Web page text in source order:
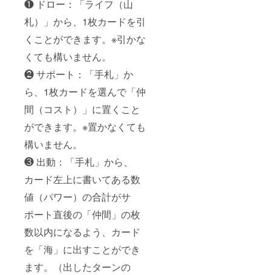
❶ ドロー：「ライフ（山
札）」から、1枚カードを引
くことができます。※引かな
くても構いません。
❷ サポート：「手札」か
ら、1枚カードを選んで「仲
間（コスト）」に置くこと
ができます。※置かなくても
構いません。
❸ 出動：「手札」から、
カード左上に書いてある数
値（パワー）の合計がサ
ポート直後の「仲間」の枚
数以内になるよう、カード
を「海」に出すことができ
ます。（出したターンの